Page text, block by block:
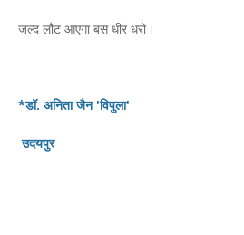
जल्द लौट आएगा बस धीर धरो।
*डॉ. अनिता जैन 'विपुला'
उदयपुर